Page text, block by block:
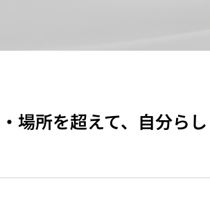
訳・
訳
場所を超えて、自分ら